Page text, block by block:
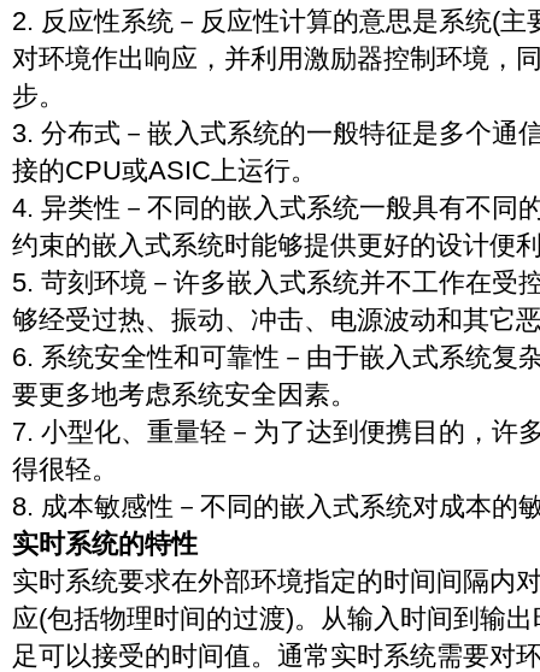
2. 反应性系统－反应性计算的意思是系统(
对环境作出响应，并利用激励器控制环境，
步。
3. 分布式－嵌入式系统的一般特征是多个通
接的CPU或ASIC上运行。
4. 异类性－不同的嵌入式系统一般具有不同
约束的嵌入式系统时能够提供更好的设计便
5. 苛刻环境－许多嵌入式系统并不工作在受
够经受过热、振动、冲击、电源波动和其它
6. 系统安全性和可靠性－由于嵌入式系统复
要更多地考虑系统安全因素。
7. 小型化、重量轻－为了达到便携目的，许
得很轻。
8. 成本敏感性－不同的嵌入式系统对成本的
实时系统的特性
实时系统要求在外部环境指定的时间间隔内
应(包括物理时间的过渡)。从输入时间到输
足可以接受的时间值。通常实时系统需要对